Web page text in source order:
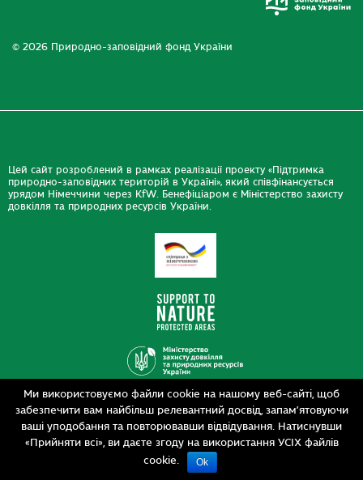
Ми використовуємо файли cookie на нашому веб-сайті, щоб
забезпечити вам найбільш релевантний досвід, запам’ятовуючи
ваші уподобання та повторювавши відвідування. Натиснувши
«Прийняти всі», ви даєте згоду на використання УСІХ файлів
cookie.
Ok
© 2026 Природно-заповідний фонд України
Цей сайт розроблений в рамках реалізації проекту «Підтримка
природно-заповідних територій в Україні», який співфінансується
урядом Німеччини через KfW. Бенефіціаром є Міністерство захисту
довкілля та природних ресурсів України.
Дизайн
Розробка
siteGist